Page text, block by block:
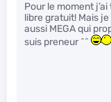
Pour le moment
libre gratuit! Mais
aussi MEGA qui
suis preneur ^^